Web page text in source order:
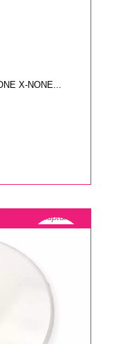
X-NONE...
Rupture